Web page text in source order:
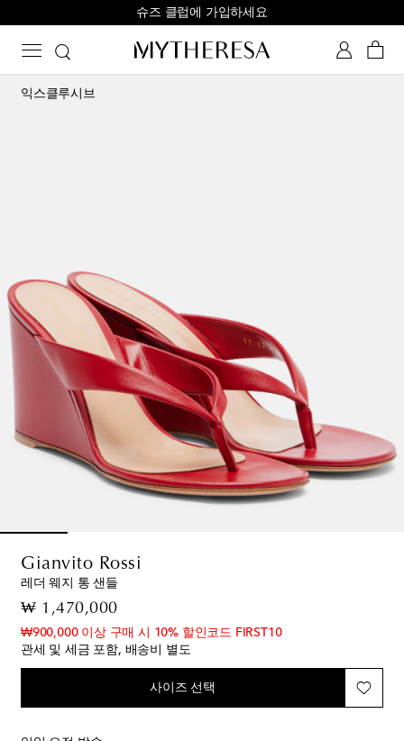
슈즈 클럽에 가입하세요
익스클루시브
Gianvito Rossi
레더 웨지 통 샌들
₩ 1,470,000original price
₩900,000 이상 구매 시 10% 할인코드 FIRST10
관세 및 세금 포함, 배송비 별도
사이즈 선택